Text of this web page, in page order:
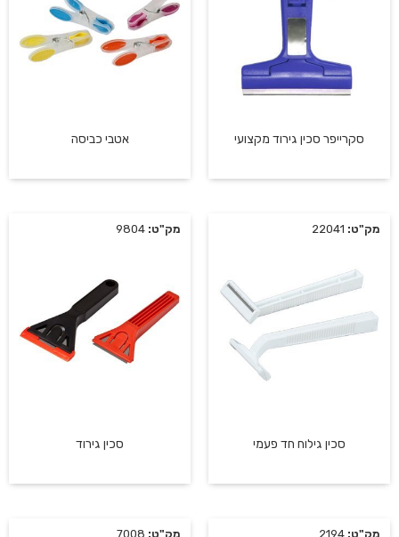
סקרייפר סכין גירוד מקצועי אטבי כביסה
מק"ט:
סכין גילוח חד פעמי
מק"ט:
סכין גירוד
מק"ט: מק"ט: